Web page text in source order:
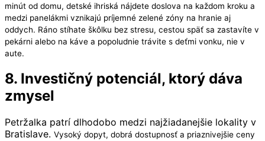
minút od domu, detské ihriská nájdete doslova na každom kroku a
medzi panelákmi vznikajú príjemné zelené zóny na hranie aj
oddych. Ráno stíhate škôlku bez stresu, cestou späť sa zastavíte v
pekárni alebo na káve a popoludnie trávite s deťmi vonku, nie v
aute.
8. Investičný potenciál, ktorý dáva
zmysel
Petržalka patrí dlhodobo medzi najžiadanejšie lokality v
Bratislave. Vysoký dopyt, dobrá dostupnosť a priaznivejšie ceny